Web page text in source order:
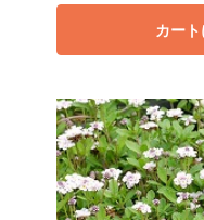
カー